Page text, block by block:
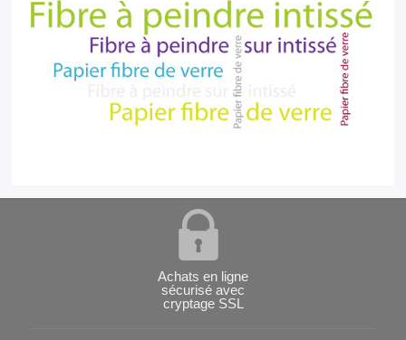
Achats en ligne
sécurisé avec
cryptage SSL